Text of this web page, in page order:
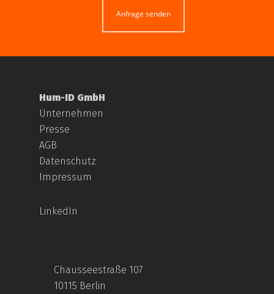
Anfrage senden
Hum-ID GmbH
Unternehmen
Presse
AGB
Datenschutz
Impressum
LinkedIn
Chausseestraße 107
10115 Berlin